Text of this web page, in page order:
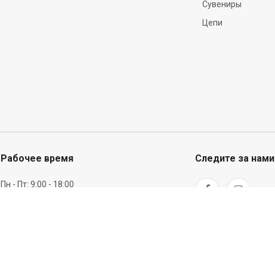
Сувениры
Цепи
Рабочее время
Пн - Пт: 9:00 - 18:00
Следите за нами